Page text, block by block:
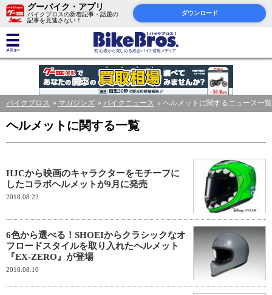
グーバイク・アプリ
バイクブロスの新着記事・話題の
記事を見逃さない！
ダウンロード
バイクブロス マガジンズ バイクニュース ヘルメットに関するニュース一覧
ヘルメットに関する一覧
HJCから映画のキャラクターをモチーフに
したコラボヘルメットが9月に発売
2018.08.22
6色から選べる！SHOEIからクラシックなオ
フロードスタイルを取り入れたヘルメット
『EX-ZERO』が登場
2018.08.10